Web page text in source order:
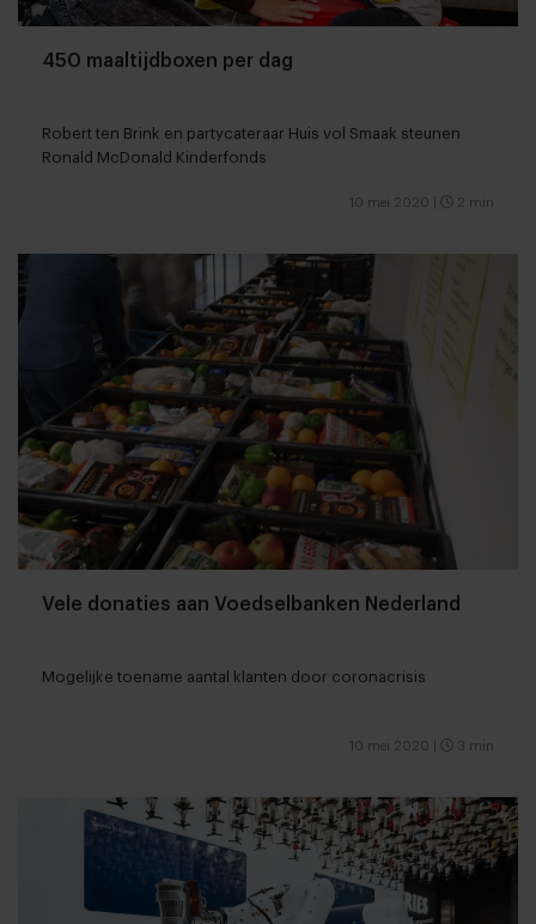
450 maaltijdboxen per dag
Robert ten Brink en partycateraar Huis vol Smaak steunen
Ronald McDonald Kinderfonds
10 mei 2020 2 min
Vele donaties aan Voedselbanken Nederland
Mogelijke toename aantal klanten door coronacrisis
10 mei 2020 3 min